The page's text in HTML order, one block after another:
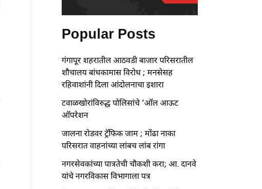
Popular Posts
गंगापूर शहरातील आठवडी बाजार परिसरातील
शौचालय बांधकामास विरोध ; मनसेसह
रहिवाशांनी दिला आंदोलनाचा इशारा
टवाळखोरांविरुद्ध पोलिसांचे ‘ऑल आऊट
ऑपरेशन
जालना रोडवर ट्रॅफिक जाम ; मोंढा नाका
परिसरात वाहनांच्या लांबच लांब रांगा
नगरसेवकांच्या पात्रतेची चौकशी करा; आ. दानवे
यांचे नगरविकास विभागाला पत्र